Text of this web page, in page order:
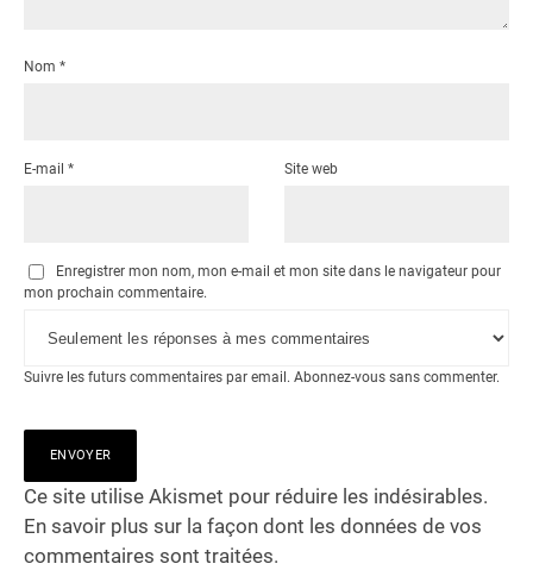
Nom *
E-mail * Site web
Enregistrer mon nom, mon e-mail et mon site dans le navigateur pour
mon prochain commentaire.
Suivre les futurs commentaires par email. Abonnez-vous sans commenter.
Ce site utilise Akismet pour réduire les indésirables.
En savoir plus sur la façon dont les données de vos
commentaires sont traitées.